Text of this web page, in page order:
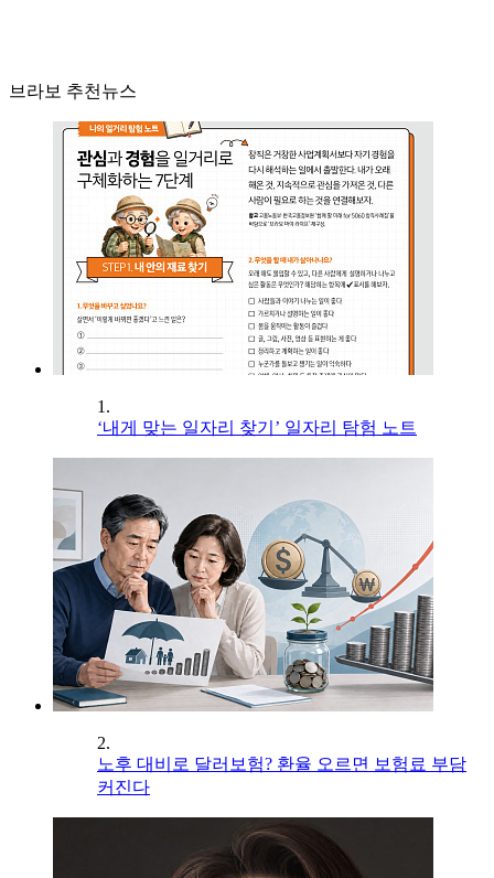
브라보 추천뉴스
1.
‘내게 맞는 일자리 찾기’ 일자리 탐험 노트
2.
노후 대비로 달러보험? 환율 오르면 보험료 부담
커진다